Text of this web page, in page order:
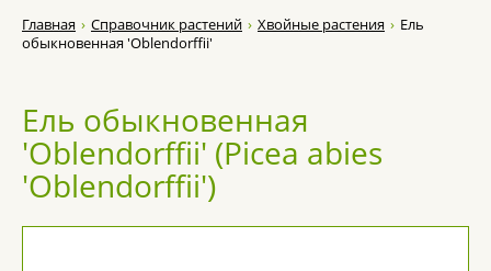
Главная Справочник растений Хвойные растения
Ель
обыкновенная 'Oblendorffii'
Ель обыкновенная
'Oblendorffii' (Picea abies
'Oblendorffii')